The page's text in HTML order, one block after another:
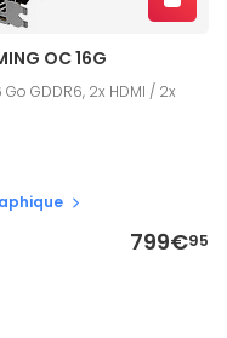
OC 16G
Go GDDR6, 2x HDMI / 2x
799€95